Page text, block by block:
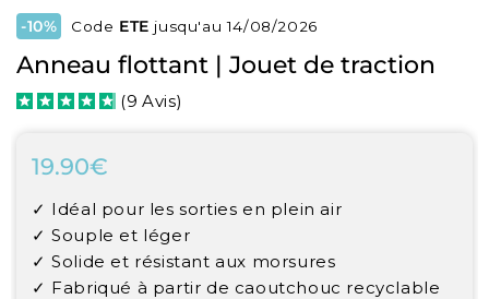
-10% Code ETE jusqu'au 14/08/2026
Anneau flottant | Jouet de traction
(9 Avis)
19.90€
price
✓ Idéal pour les sorties en plein air
✓ Souple et léger
✓ Solide et résistant aux morsures
✓ Fabriqué à partir de caoutchouc recyclable